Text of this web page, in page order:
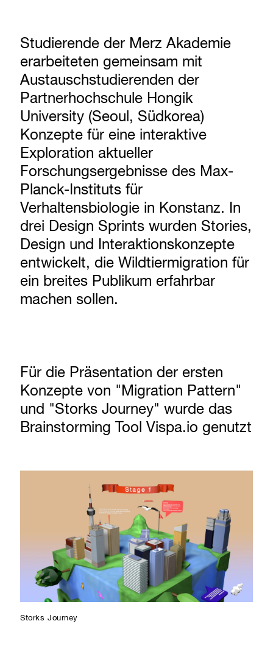
Studierende der Merz Akademie
erarbeiteten gemeinsam mit
Austauschstudierenden der
Partnerhochschule Hongik
University (Seoul, Südkorea)
Konzepte für eine interaktive
Exploration aktueller
Forschungsergebnisse des Max-
Planck-Instituts für
Verhaltensbiologie in Konstanz. In
drei Design Sprints wurden Stories,
Design und Interaktionskonzepte
entwickelt, die Wildtiermigration für
ein breites Publikum erfahrbar
machen sollen.
Für die Präsentation der ersten
Konzepte von "Migration Pattern"
und "Storks Journey" wurde das
Brainstorming Tool Vispa.io genutzt
Storks Journey